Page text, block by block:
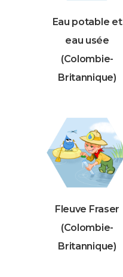
Eau potable et
eau usée
(Colombie-
Britannique)
Fleuve Fraser
(Colombie-
Britannique)